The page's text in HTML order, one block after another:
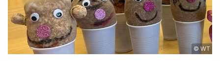
© WT